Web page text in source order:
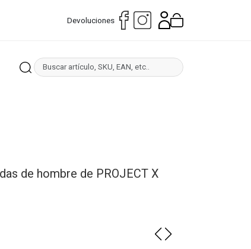
Devoluciones
de hombre de PROJECT X